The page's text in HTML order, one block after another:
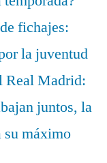
fichajes:
la juventud
Real Madrid:
juntos, la
su máximo